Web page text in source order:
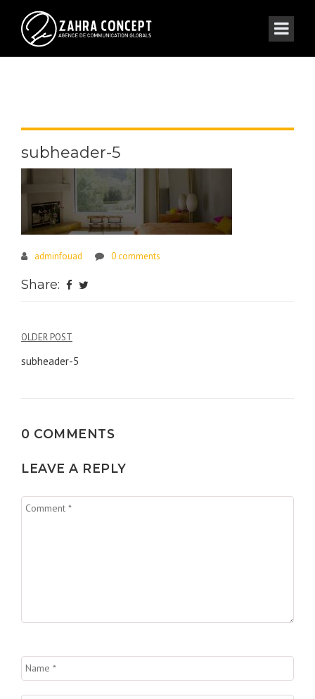
subheader-5
adminfouad 0 comments
Share:
Navigation
de
OLDER POST
subheader-5
0 COMMENTS
LEAVE A REPLY